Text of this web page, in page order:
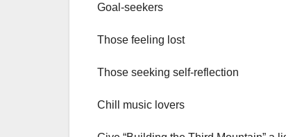
Goal-seekers
Those feeling lost
Those seeking self-reflection
Chill music lovers